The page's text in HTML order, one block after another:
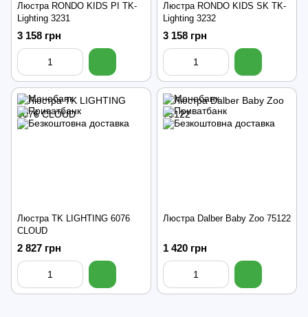
Люстра RONDO KIDS PI TK-
Lighting 3231
3 158 грн
Люстра RONDO KIDS SK TK-
Lighting 3232
3 158 грн
Люстра TK LIGHTING 6076
CLOUD
2 827 грн
Люстра Dalber Baby Zoo 75122
1 420 грн